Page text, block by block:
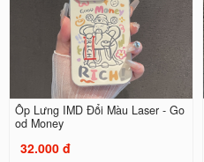
Ốp Lưng IMD Đổi Màu Laser - Go
od Money
32.000 đ